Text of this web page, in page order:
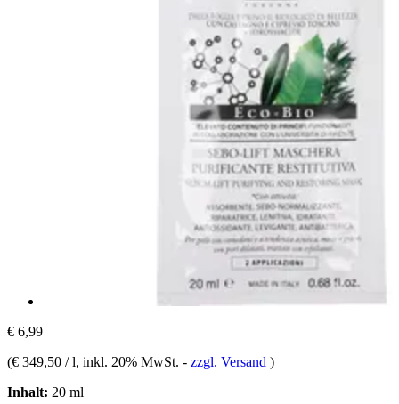
€ 6,99
(€ 349,50 / l, inkl. 20% MwSt. - zzgl. Versand )
Inhalt: 20 ml